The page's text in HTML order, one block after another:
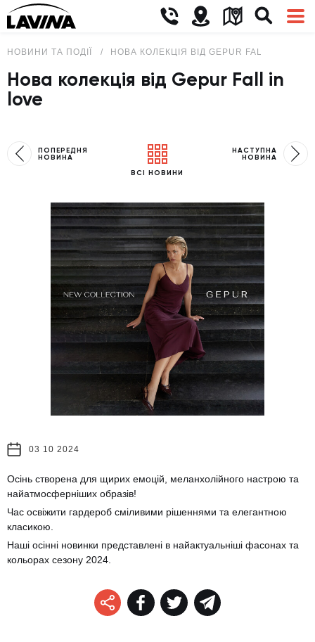
НОВИНИ ТА ПОДІЇ НОВА КОЛЕКЦІЯ ВІД GEPUR FALL IN LOVE
Нова колекція від Gepur Fall in
love
ПОПЕРЕДНЯ
НОВИНА
ВСІ НОВИНИ
НАСТУПНА
НОВИНА
03 10 2024
Осінь створена для щирих емоцій, меланхолійного настрою та
найатмосферніших образів!
Час освіжити гардероб сміливими рішеннями та елегантною
класикою.
Наші осінні новинки представлені в найактуальніші фасонах та
кольорах сезону 2024.